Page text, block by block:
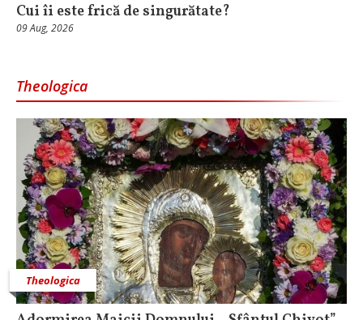
Cui îi este frică de singurătate?
09 Aug, 2026
Theologica
Theologica